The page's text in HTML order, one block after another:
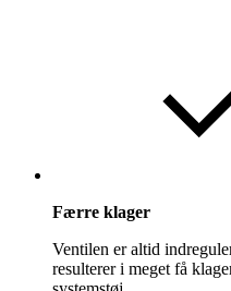
Færre klager
Ventilen er altid
resulterer i meget få